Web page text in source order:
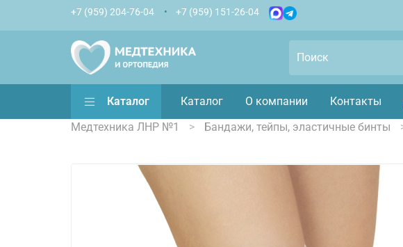
+7 (959) 204-76-04 +7 (959) 151-26-04
Каталог Каталог О компании Контакты
Медтехника ЛНР №1
Бандажи, тейпы, эластичные бинты